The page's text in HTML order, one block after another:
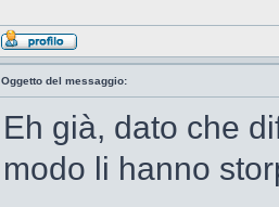
Oggetto del messaggio:
Eh già, dato che
modo li hanno